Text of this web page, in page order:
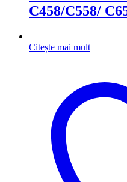
C458/C558/
Citește mai mult